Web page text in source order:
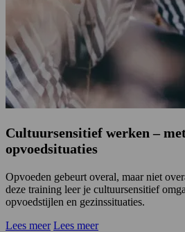
Cultuursensitief werken –
opvoedsituaties
Opvoeden gebeurt overal, maar niet
deze training leer je cultuursensitief
opvoedstijlen en gezinssituaties.
Lees meer Lees meer